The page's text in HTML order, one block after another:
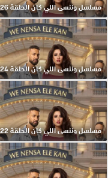
مسلسل وننسى اللي كان الحلقة 26 HD
مسلسل وننسى اللي كان الحلقة 24 HD
مسلسل وننسى اللي كان الحلقة 22 HD